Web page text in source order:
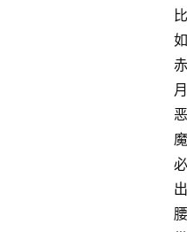
比
如
赤
月
恶
魔
必
出
腰